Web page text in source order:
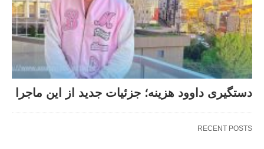
دستگیری داوود هزینه؛ جزئیات جدید از این ماجرا
RECENT POSTS